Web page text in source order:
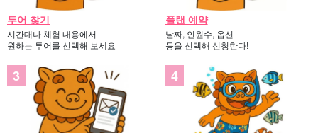
투어 찾기
시간대나 체험 내용에서
원하는 투어를 선택해 보세요
플랜 예약
날짜, 인원수, 옵션
등을 선택해 신청한다!